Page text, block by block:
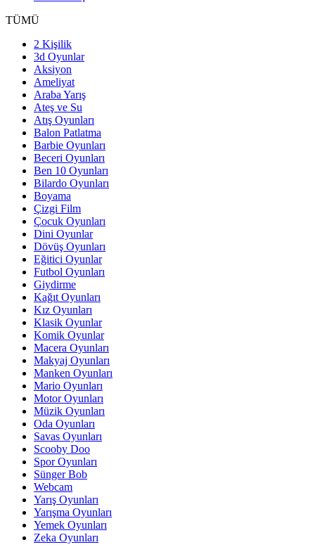
TÜMÜ
2 Kişilik
3d Oyunlar
Aksiyon
Ameliyat
Araba Yarış
Ateş ve Su
Atış Oyunları
Balon Patlatma
Barbie Oyunları
Beceri Oyunları
Ben 10 Oyunları
Bilardo Oyunları
Boyama
Çizgi Film
Çocuk Oyunları
Dini Oyunlar
Dövüş Oyunları
Eğitici Oyunlar
Futbol Oyunları
Giydirme
Kağıt Oyunları
Kız Oyunları
Klasik Oyunlar
Komik Oyunlar
Macera Oyunları
Makyaj Oyunları
Manken Oyunları
Mario Oyunları
Motor Oyunları
Müzik Oyunları
Oda Oyunları
Savas Oyunları
Scooby Doo
Spor Oyunları
Sünger Bob
Webcam
Yarış Oyunları
Yarışma Oyunları
Yemek Oyunları
Zeka Oyunları